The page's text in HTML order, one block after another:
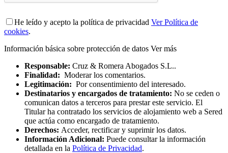
He leído y acepto la política de privacidad Ver Política de
cookies.
Información básica sobre protección de datos Ver más
Responsable: Cruz & Romera Abogados S.L..
Finalidad: Moderar los comentarios.
Legitimación: Por consentimiento del interesado.
Destinatarios y encargados de tratamiento: No se ceden o
comunican datos a terceros para prestar este servicio. El
Titular ha contratado los servicios de alojamiento web a Sered
que actúa como encargado de tratamiento.
Derechos: Acceder, rectificar y suprimir los datos.
Información Adicional: Puede consultar la información
detallada en la Política de Privacidad.